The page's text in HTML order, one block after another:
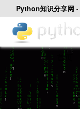
Python知识分享网 -
首页